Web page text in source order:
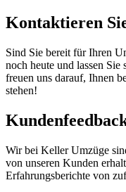
Kontaktieren
Sind Sie bereit für Ihren
noch heute und lassen
freuen uns darauf, Ihnen
stehen!
Wir bei Keller Umzüge
von unseren Kunden
Erfahrungsberichte von